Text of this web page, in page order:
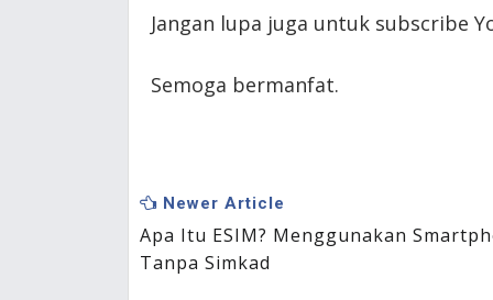
Jangan lupa juga untuk subscribe
Semoga bermanfat.
Newer Article
Apa Itu ESIM? Menggunakan
Tanpa Simkad